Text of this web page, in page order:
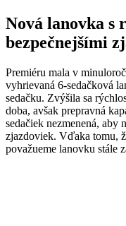
Nová lanovka s
bezpečnejšími
Premiéru mala v
vyhrievaná 6-sedačková
sedačku. Zvýšila sa
doba, avšak prepravná
sedačiek nezmenená, aby
zjazdoviek. Vďaka tomu,
považueme lanovku stále